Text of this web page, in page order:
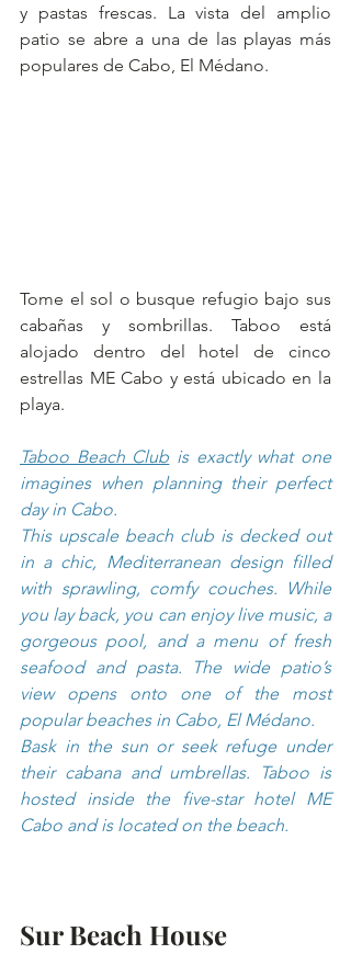
y pastas frescas. La vista del amplio
patio se abre a una de las playas más
populares de Cabo, El Médano.
Tome el sol o busque refugio bajo sus
cabañas y sombrillas. Taboo está
alojado dentro del hotel de cinco
estrellas ME Cabo y está ubicado en la
playa.
Taboo Beach Club is exactly what one
imagines when planning their perfect
day in Cabo.
This upscale beach club is decked out
in a chic, Mediterranean design filled
with sprawling, comfy couches. While
you lay back, you can enjoy live music, a
gorgeous pool, and a menu of fresh
seafood and pasta. The wide patio’s
view opens onto one of the most
popular beaches in Cabo, El Médano.
Bask in the sun or seek refuge under
their cabana and umbrellas. Taboo is
hosted inside the five-star hotel ME
Cabo and is located on the beach.
Sur Beach House